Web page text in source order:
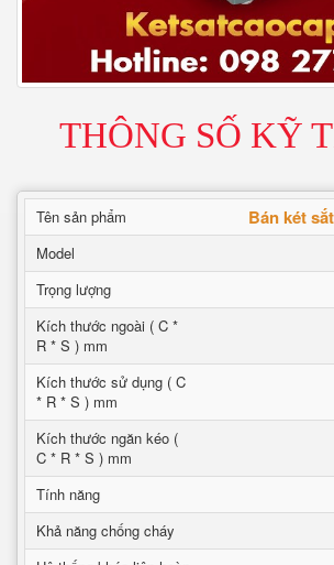
THÔNG SỐ KỸ
Tên sản phẩm Bán két
Model
Trọng lượng
Kích thước ngoài ( C *
R * S ) mm
Kích thước sử dụng ( C
* R * S ) mm
Kích thước ngăn kéo (
C * R * S ) mm
Tính năng
Khả năng chống cháy